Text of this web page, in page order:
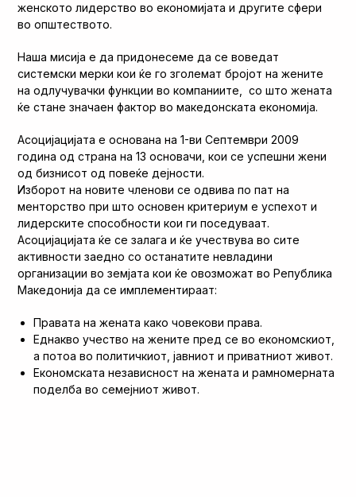
женското лидерство во економијата и другите сфери
во општеството.
Наша мисија е да придонесеме да се воведат
системски мерки кои ќе го зголемат бројот на жените
на одлучувачки функции во компаниите, со што жената
ќе стане значаен фактор во македонската економија.
Асоцијацијата е основана на 1-ви Септември 2009
година од страна на 13 основачи, кои се успешни жени
од бизнисот од повеќе дејности.
Изборот на новите членови се одвива по пат на
менторство при што основен критериум е успехот и
лидерските способности кои ги поседуваат.
Асоцијацијата ќе се залага и ќе учествува во сите
активности заедно со останатите невладини
организации во земјата кои ќе овозможат во Република
Македонија да се имплементираат:
Правата на жената како човекови права.
Еднакво учество на жените пред се во економскиот,
а потоа во политичкиот, јавниот и приватниот живот.
Економската независност на жената и рамномерната
поделба во семејниот живот.